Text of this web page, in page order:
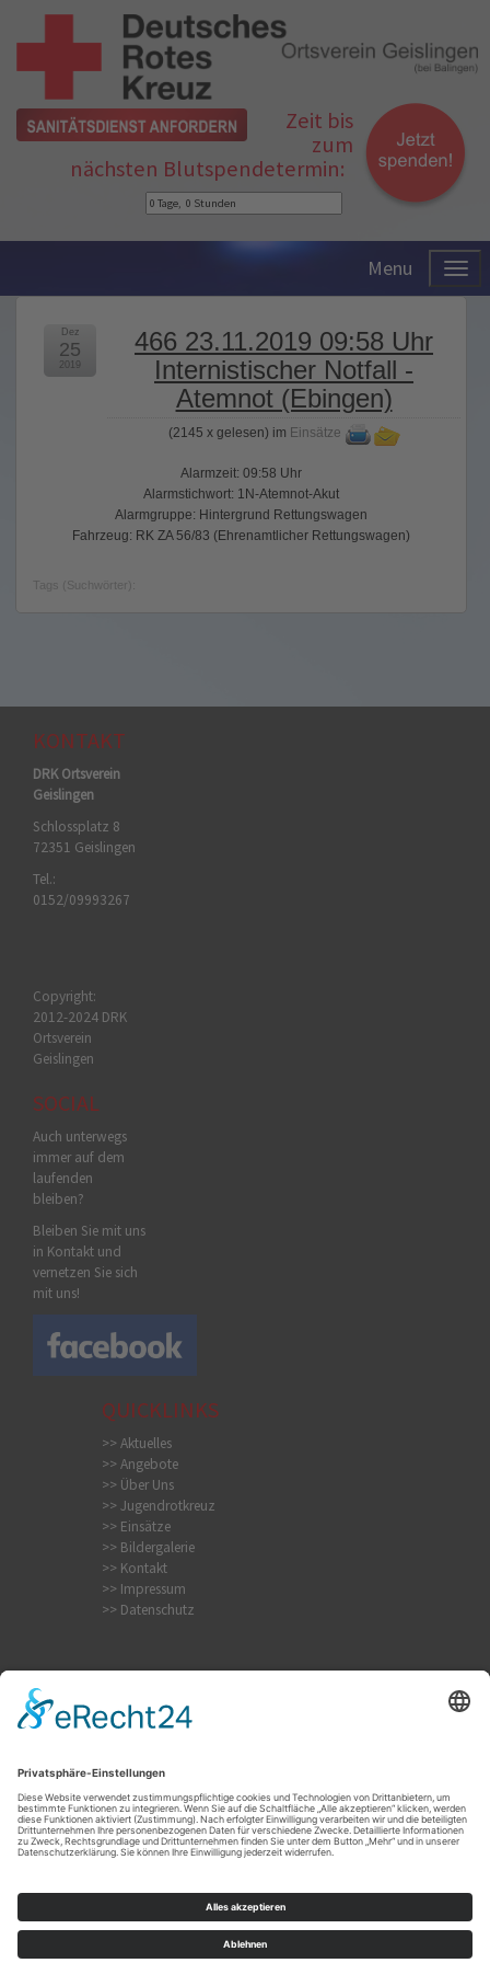
Zeit bis
zum
nächsten Blutspendetermin:
Menu
466 23.11.2019 09:58 Uhr
Internistischer Notfall -
Atemnot (Ebingen)
(2145 x gelesen) im Einsätze
Dez
25
2019
Alarmzeit: 09:58 Uhr
Alarmstichwort: 1N-Atemnot-Akut
Alarmgruppe: Hintergrund Rettungswagen
Fahrzeug: RK ZA 56/83 (Ehrenamtlicher Rettungswagen)
Tags (Suchwörter):
KONTAKT
DRK Ortsverein
Geislingen
Schlossplatz 8
72351 Geislingen
Tel.:
0152/09993267
Copyright:
2012-2024 DRK
Ortsverein
Geislingen
SOCIAL
Auch unterwegs
immer auf dem
laufenden
bleiben?
Bleiben Sie mit uns
in Kontakt und
vernetzen Sie sich
mit uns!
QUICKLINKS
>> Aktuelles
>> Angebote
>> Über Uns
>> Jugendrotkreuz
>> Einsätze
>> Bildergalerie
>> Kontakt
>> Impressum
>> Datenschutz
Internistischer Notfall
Krampfanfall